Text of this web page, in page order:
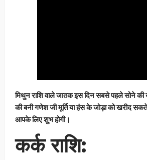
मिथुन राशि वाले जातक इस दिन सबसे पहले सोने की
की बनी गणेश जी मूर्ति या हंस के जोड़ा को खरीद
आपके लिए शुभ होगी।
कर्क राशि: